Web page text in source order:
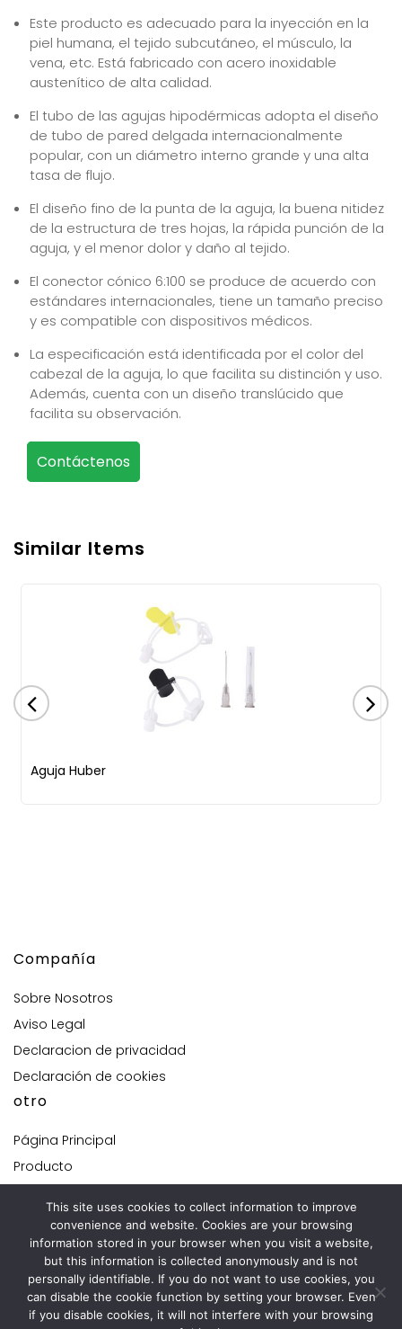
Este producto es adecuado para la inyección en la
piel humana, el tejido subcutáneo, el músculo, la
vena, etc. Está fabricado con acero inoxidable
austenítico de alta calidad.
El tubo de las agujas hipodérmicas adopta el diseño
de tubo de pared delgada internacionalmente
popular, con un diámetro interno grande y una alta
tasa de flujo.
El diseño fino de la punta de la aguja, la buena nitidez
de la estructura de tres hojas, la rápida punción de la
aguja, y el menor dolor y daño al tejido.
El conector cónico 6:100 se produce de acuerdo con
estándares internacionales, tiene un tamaño preciso
y es compatible con dispositivos médicos.
La especificación está identificada por el color del
cabezal de la aguja, lo que facilita su distinción y uso.
Además, cuenta con un diseño translúcido que
facilita su observación.
Contáctenos
Similar Items
Aguja Huber
Compañía
Sobre Nosotros
Aviso Legal
Declaracion de privacidad
Declaración de cookies
otro
Página Principal
Producto
Contacta con nosotros
Nuestras oficinas
Avenida de la industria 32, 28108, Alcobendas, Madrid.
This site uses cookies to collect information to improve
convenience and website. Cookies are your browsing
information stored in your browser when you visit a website,
but this information is collected anonymously and is not
personally identifiable. If you do not want to use cookies, you
can disable the cookie function by setting your browser. Even
if you disable cookies, it will not interfere with your browsing